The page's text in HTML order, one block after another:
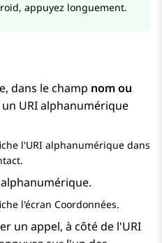
appuyez longuement.
, dans le champ nom ou
un URI alphanumérique
l'URI alphanumérique dans
.
l'écran Coordonnées.
un appel, à côté de l'URI